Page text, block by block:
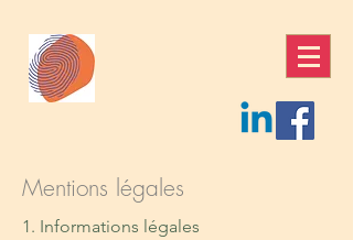
Mentions légales
1. Informations légales